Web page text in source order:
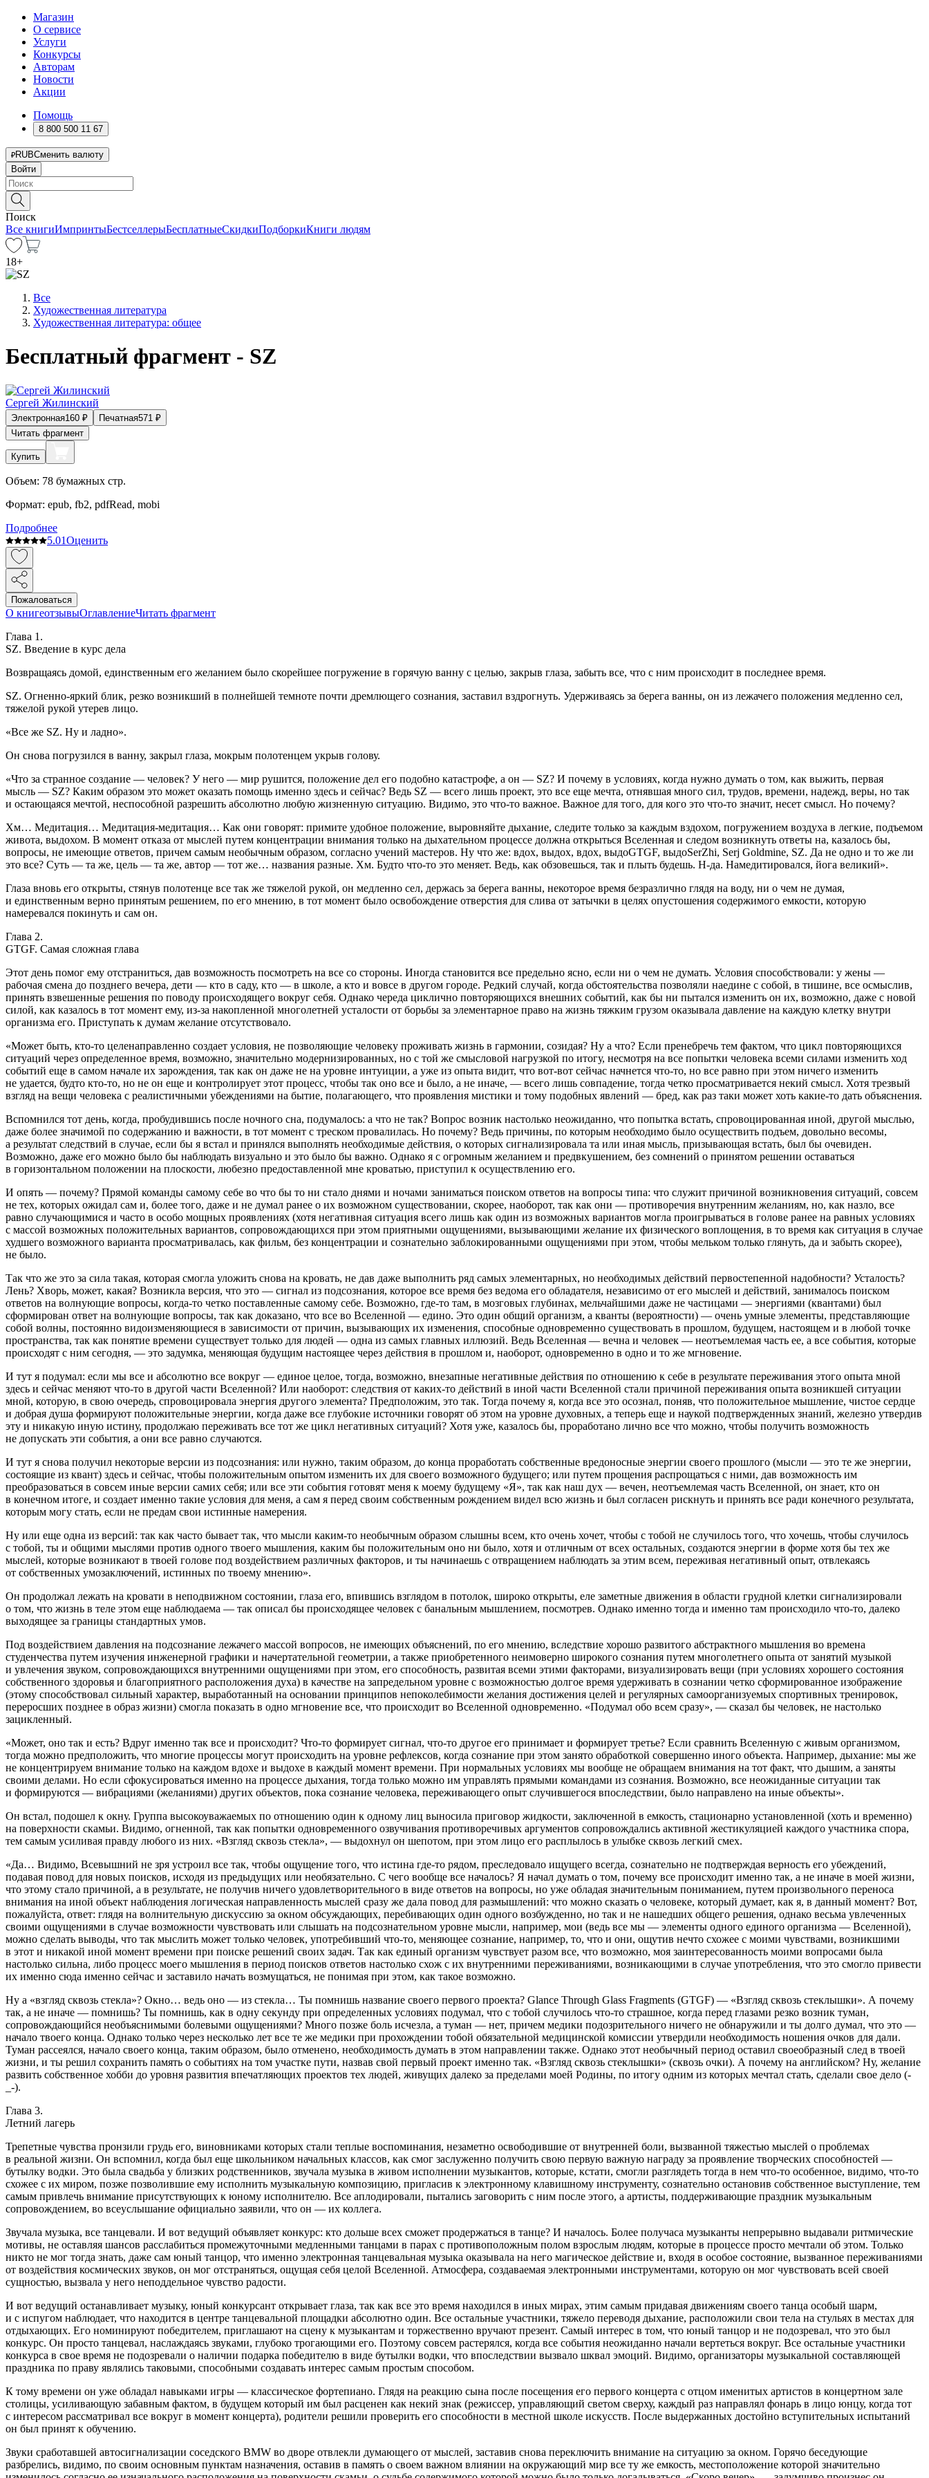
Магазин
О сервисе
Услуги
Конкурсы
Авторам
Новости
Акции
Помощь
8 800 500 11 67
RUBСменить валюту
Войти
Поиск
Все книгиИмпринтыБестселлерыБесплатныеСкидкиПодборкиКниги людям
18+
Все
Художественная литература
Художественная литература: общее
Бесплатный фрагмент - SZ
Сергей Жилинский
Электронная160 ₽ Печатная571 ₽
Читать фрагмент
Купить
Объем: 78 бумажных стр.
Формат: epub, fb2, pdfRead, mobi
Подробнее
5.01Оценить
Пожаловаться
О книгеотзывыОглавлениеЧитать фрагмент
Глава 1.
SZ. Введение в курс дела
Возвращаясь домой, единственным его желанием было скорейшее погружение в горячую ванну с целью, закрыв глаза, забыть все, что с ним происходит в последнее время.
SZ. Огненно-яркий блик, резко возникший в полнейшей темноте почти дремлющего сознания, заставил вздрогнуть. Удерживаясь за берега ванны, он из лежачего положения медленно сел,
тяжелой рукой утерев лицо.
«Все же SZ. Ну и ладно».
Он снова погрузился в ванну, закрыл глаза, мокрым полотенцем укрыв голову.
«Что за странное создание — человек? У него — мир рушится, положение дел его подобно катастрофе, а он — SZ? И почему в условиях, когда нужно думать о том, как выжить, первая
мысль — SZ? Каким образом это может оказать помощь именно здесь и сейчас? Ведь SZ — всего лишь проект, это все еще мечта, отнявшая много сил, трудов, времени, надежд, веры, но так
и остающаяся мечтой, неспособной разрешить абсолютно любую жизненную ситуацию. Видимо, это что-то важное. Важное для того, для кого это что-то значит, несет смысл. Но почему?
Хм… Медитация… Медитация-медитация… Как они говорят: примите удобное положение, выровняйте дыхание, следите только за каждым вздохом, погружением воздуха в легкие, подъемом
живота, выдохом. В момент отказа от мыслей путем концентрации внимания только на дыхательном процессе должна открыться Вселенная и следом возникнуть ответы на, казалось бы,
вопросы, не имеющие ответов, причем самым необычным образом, согласно учений мастеров. Ну что же: вдох, выдох, вдох, выдоGTGF, выдоSerZhi, Serj Goldmine, SZ. Да не одно и то же ли
это все? Суть — та же, цель — та же, автор — тот же… названия разные. Хм. Будто что-то это меняет. Ведь, как обзовешься, так и плыть будешь. Н-да. Намедитировался, йога великий».
Глаза вновь его открыты, стянув полотенце все так же тяжелой рукой, он медленно сел, держась за берега ванны, некоторое время безразлично глядя на воду, ни о чем не думая,
и единственным верно принятым решением, по его мнению, в тот момент было освобождение отверстия для слива от затычки в целях опустошения содержимого емкости, которую
намеревался покинуть и сам он.
Глава 2.
GTGF. Самая сложная глава
Этот день помог ему отстраниться, дав возможность посмотреть на все со стороны. Иногда становится все предельно ясно, если ни о чем не думать. Условия способствовали: у жены —
рабочая смена до позднего вечера, дети — кто в саду, кто — в школе, а кто и вовсе в другом городе. Редкий случай, когда обстоятельства позволяли наедине с собой, в тишине, все осмыслив,
принять взвешенные решения по поводу происходящего вокруг себя. Однако череда циклично повторяющихся внешних событий, как бы ни пытался изменить он их, возможно, даже c новой
силой, как казалось в тот момент ему, из-за накопленной многолетней усталости от борьбы за элементарное право на жизнь тяжким грузом оказывала давление на каждую клетку внутри
организма его. Приступать к думам желание отсутствовало.
«Может быть, кто-то целенаправленно создает условия, не позволяющие человеку проживать жизнь в гармонии, созидая? Ну а что? Если пренебречь тем фактом, что цикл повторяющихся
ситуаций через определенное время, возможно, значительно модернизированных, но с той же смысловой нагрузкой по итогу, несмотря на все попытки человека всеми силами изменить ход
событий еще в самом начале их зарождения, так как он даже не на уровне интуиции, а уже из опыта видит, что вот-вот сейчас начнется что-то, но все равно при этом ничего изменить
не удается, будто кто-то, но не он еще и контролирует этот процесс, чтобы так оно все и было, а не иначе, — всего лишь совпадение, тогда четко просматривается некий смысл. Хотя трезвый
взгляд на вещи человека с реалистичными убеждениями на бытие, полагающего, что проявления мистики и тому подобных явлений — бред, как раз таки может хоть какие-то дать объяснения.
Вспомнился тот день, когда, пробудившись после ночного сна, подумалось: а что не так? Вопрос возник настолько неожиданно, что попытка встать, спровоцированная иной, другой мыcлью,
даже более значимой по содержанию и важности, в тот момент с треском провалилась. Но почему? Ведь причины, по которым необходимо было осуществить подъем, довольно весомы,
а результат следствий в случае, если бы я встал и принялся выполнять необходимые действия, о которых сигнализировала та или иная мысль, призывающая встать, был бы очевиден.
Возможно, даже его можно было бы наблюдать визуально и это было бы важно. Однако я с огромным желанием и предвкушением, без сомнений о принятом решении оставаться
в горизонтальном положении на плоскости, любезно предоставленной мне кроватью, приступил к осуществлению его.
И опять — почему? Прямой команды самому себе во что бы то ни стало днями и ночами заниматься поиском ответов на вопросы типа: что служит причиной возникновения ситуаций, совсем
не тех, которых ожидал сам и, более того, даже и не думал ранее о их возможном существовании, скорее, наоборот, так как они — противоречия внутренним желаниям, но, как назло, все
равно случающимися и часто в особо мощных проявлениях (хотя негативная ситуация всего лишь как один из возможных вариантов могла проигрываться в голове ранее на равных условиях
с массой возможных положительных вариантов, сопровождающихся при этом приятными ощущениями, вызывающими желание их физического воплощения, в то время как ситуация в случае
худшего возможного варианта просматривалась, как фильм, без концентрации и сознательно заблокированными ощущениями при этом, чтобы мельком только глянуть, да и забыть скорее),
не было.
Так что же это за сила такая, которая смогла уложить снова на кровать, не дав даже выполнить ряд самых элементарных, но необходимых действий первостепенной надобности? Усталость?
Лень? Хворь, может, какая? Возникла версия, что это — сигнал из подсознания, которое все время без ведома его обладателя, независимо от его мыслей и действий, занималось поиском
ответов на волнующие вопросы, когда-то четко поставленные самому себе. Возможно, где-то там, в мозговых глубинах, мельчайшими даже не частицами — энергиями (квантами) был
сформирован ответ на волнующие вопросы, так как доказано, что все во Вселенной — едино. Это один общий организм, а кванты (вероятности) — очень умные элементы, представляющие
собой волны, постоянно видоизменяющиеся в зависимости от причин, вызывающих их изменения, способные одновременно существовать в прошлом, будущем, настоящем и в любой точке
пространства, так как понятие времени существует только для людей — одна из самых главных иллюзий. Ведь Вселенная — вечна и человек — неотъемлемая часть ее, а все события, которые
происходят с ним сегодня, — это задумка, меняющая будущим настоящее через действия в прошлом и, наоборот, одновременно в одно и то же мгновение.
И тут я подумал: если мы все и абсолютно все вокруг — единое целое, тогда, возможно, внезапные негативные действия по отношению к себе в результате переживания этого опыта мной
здесь и сейчас меняют что-то в другой части Вселенной? Или наоборот: следствия от каких-то действий в иной части Вселенной стали причиной переживания опыта возникшей ситуации
мной, которую, в свою очередь, спровоцировала энергия другого элемента? Предположим, это так. Тогда почему я, когда все это осознал, поняв, что положительное мышление, чистое сердце
и добрая душа формируют положительные энергии, когда даже все глубокие источники говорят об этом на уровне духовных, а теперь еще и наукой подтвержденных знаний, железно утвердив
эту и никакую иную истину, продолжаю переживать все тот же цикл негативных ситуаций? Хотя уже, казалось бы, проработано лично все что можно, чтобы получить возможность
не допускать эти события, а они все равно случаются.
И тут я снова получил некоторые версии из подсознания: или нужно, таким образом, до конца проработать собственные вредоносные энергии своего прошлого (мысли — это те же энергии,
состоящие из квант) здесь и сейчас, чтобы положительным опытом изменить их для своего возможного будущего; или путем прощения распрощаться с ними, дав возможность им
преобразоваться в совсем иные версии самих себя; или все эти события готовят меня к моему будущему «Я», так как наш дух — вечен, неотъемлемая часть Вселенной, он знает, кто он
в конечном итоге, и создает именно такие условия для меня, а сам я перед своим собственным рождением видел всю жизнь и был согласен рискнуть и принять все ради конечного результата,
которым могу стать, если не предам свои истинные намерения.
Ну или еще одна из версий: так как часто бывает так, что мысли каким-то необычным образом слышны всем, кто очень хочет, чтобы с тобой не случилось того, что хочешь, чтобы случилось
с тобой, ты и общими мыслями против одного твоего мышления, каким бы положительным оно ни было, хотя и отличным от всех остальных, создаются энергии в форме хотя бы тех же
мыслей, которые возникают в твоей голове под воздействием различных факторов, и ты начинаешь с отвращением наблюдать за этим всем, переживая негативный опыт, отвлекаясь
от собственных умозаключений, истинных по твоему мнению».
Он продолжал лежать на кровати в неподвижном состоянии, глаза его, впившись взглядом в потолок, широко открыты, еле заметные движения в области грудной клетки сигнализировали
о том, что жизнь в теле этом еще наблюдаема — так описал бы происходящее человек с банальным мышлением, посмотрев. Однако именно тогда и именно там происходило что-то, далеко
выходящее за границы стандартных умов.
Под воздействием давления на подсознание лежачего массой вопросов, не имеющих объяснений, по его мнению, вследствие хорошо развитого абстрактного мышления во времена
студенчества путем изучения инженерной графики и начертательной геометрии, а также приобретенного неимоверно широкого сознания путем многолетнего опыта от занятий музыкой
и увлечения звуком, сопровождающихся внутренними ощущениями при этом, его способность, развитая всеми этими факторами, визуализировать вещи (при условиях хорошего состояния
собственного здоровья и благоприятного расположения духа) в качестве на запредельном уровне с возможностью долгое время удерживать в сознании четко сформированное изображение
(этому способствовал сильный характер, выработанный на основании принципов непоколебимости желания достижения целей и регулярных самоорганизуемых спортивных тренировок,
переросших позднее в образ жизни) смогла показать в одно мгновение все, что происходит во Вселенной одновременно. «Подумал обо всем сразу», — сказал бы человек, не настолько
зацикленный.
«Может, оно так и есть? Вдруг именно так все и происходит? Что-то формирует сигнал, что-то другое его принимает и формирует третье? Если сравнить Вселенную с живым организмом,
тогда можно предположить, что многие процессы могут происходить на уровне рефлексов, когда сознание при этом занято обработкой совершенно иного объекта. Например, дыхание: мы же
не концентрируем внимание только на каждом вдохе и выдохе в каждый момент времени. При нормальных условиях мы вообще не обращаем внимания на тот факт, что дышим, а заняты
своими делами. Но если сфокусироваться именно на процессе дыхания, тогда только можно им управлять прямыми командами из сознания. Возможно, все неожиданные ситуации так
и формируются — вибрациями (желаниями) других объектов, пока сознание человека, переживающего опыт случившегося впоследствии, было направлено на иные объекты».
Он встал, подошел к окну. Группа высокоуважаемых по отношению один к одному лиц выносила приговор жидкости, заключенной в емкость, стационарно установленной (хоть и временно)
на поверхности скамьи. Видимо, огненной, так как попытки одновременного озвучивания противоречивых аргументов сопровождались активной жестикуляцией каждого участника спора,
тем самым усиливая правду любого из них. «Взгляд сквозь стекла», — выдохнул он шепотом, при этом лицо его расплылось в улыбке сквозь легкий смех.
«Да… Видимо, Всевышний не зря устроил все так, чтобы ощущение того, что истина где-то рядом, преследовало ищущего всегда, сознательно не подтверждая верность его убеждений,
подавая повод для новых поисков, исходя из предыдущих или необязательно. С чего вообще все началось? Я начал думать о том, почему все происходит именно так, а не иначе в моей жизни,
что этому стало причиной, а в результате, не получив ничего удовлетворительного в виде ответов на вопросы, но уже обладая значительным пониманием, путем произвольного переноса
внимания на иной объект наблюдения логическая направленность мыслей сразу же дала повод для размышлений: что можно сказать о человеке, который думает, как я, в данный момент? Вот,
пожалуйста, ответ: глядя на волнительную дискуссию за окном обсуждающих, перебивающих один одного возбужденно, но так и не нашедших общего решения, однако весьма увлеченных
своими ощущениями в случае возможности чувствовать или слышать на подсознательном уровне мысли, например, мои (ведь все мы — элементы одного единого организма — Вселенной),
можно сделать выводы, что так мыслить может только человек, употребивший что-то, меняющее сознание, например, то, что и они, ощутив нечто схожее с моими чувствами, возникшими
в этот и никакой иной момент времени при поиске решений своих задач. Так как единый организм чувствует разом все, что возможно, моя заинтересованность моими вопросами была
настолько сильна, либо процесс моего мышления в период поисков ответов настолько схож с их внутренними переживаниями, возникающими в случае употребления, что это смогло привести
их именно сюда именно сейчас и заставило начать возмущаться, не понимая при этом, как такое возможно.
Ну а «взгляд сквозь стекла»? Окно… ведь оно — из стекла… Ты помнишь название своего первого проекта? Glance Through Glass Fragments (GTGF) — «Взгляд сквозь стеклышки». А почему
так, а не иначе — помнишь? Ты помнишь, как в одну секунду при определенных условиях подумал, что с тобой случилось что-то страшное, когда перед глазами резко возник туман,
сопровождающийся необъяснимыми болевыми ощущениями? Много позже боль исчезла, а туман — нет, причем медики подозрительного ничего не обнаружили и ты долго думал, что это —
начало твоего конца. Однако только через несколько лет все те же медики при прохождении тобой обязательной медицинской комиссии утвердили необходимость ношения очков для дали.
Туман рассеялся, начало своего конца, таким образом, было отменено, необходимость думать в этом направлении также. Однако этот необычный период оставил своеобразный след в твоей
жизни, и ты решил сохранить память о событиях на том участке пути, назвав свой первый проект именно так. «Взгляд сквозь стеклышки» (сквозь очки). А почему на английском? Ну, желание
развить собственное хобби до уровня развития впечатляющих проектов тех людей, живущих далеко за пределами моей Родины, по итогу одним из которых мечтал стать, сделали свое дело (-
_-).
Глава 3.
Летний лагерь
Трепетные чувства пронзили грудь его, виновниками которых стали теплые воспоминания, незаметно освободившие от внутренней боли, вызванной тяжестью мыслей о проблемах
в реальной жизни. Он вспомнил, когда был еще школьником начальных классов, как смог заслуженно получить свою первую важную награду за проявление творческих способностей —
бутылку водки. Это была свадьба у близких родственников, звучала музыка в живом исполнении музыкантов, которые, кстати, смогли разглядеть тогда в нем что-то особенное, видимо, что-то
схожее с их миром, позже позволившие ему исполнить музыкальную композицию, пригласив к электронному клавишному инструменту, сознательно остановив собственное выступление, тем
самым привлечь внимание присутствующих к юному исполнителю. Все аплодировали, пытались заговорить с ним после этого, а артисты, поддерживающие праздник музыкальным
сопровождением, во всеуслышание официально заявили, что он — их коллега.
Звучала музыка, все танцевали. И вот ведущий объявляет конкурс: кто дольше всех сможет продержаться в танце? И началось. Более получаса музыканты непрерывно выдавали ритмические
мотивы, не оставляя шансов расслабиться промежуточными медленными танцами в парах с противоположным полом взрослым людям, которые в процессе просто мечтали об этом. Только
никто не мог тогда знать, даже сам юный танцор, что именно электронная танцевальная музыка оказывала на него магическое действие и, входя в особое состояние, вызванное переживаниями
от воздействия космических звуков, он мог отстраняться, ощущая себя целой Вселенной. Атмосфера, создаваемая электронными инструментами, которую он мог чувствовать всей своей
сущностью, вызвала у него неподдельное чувство радости.
И вот ведущий останавливает музыку, юный конкурсант открывает глаза, так как все это время находился в иных мирах, этим самым придавая движениям своего танца особый шарм,
и с испугом наблюдает, что находится в центре танцевальной площадки абсолютно один. Все остальные участники, тяжело переводя дыхание, расположили свои тела на стульях в местах для
отдыхающих. Его номинируют победителем, приглашают на сцену к музыкантам и торжественно вручают презент. Самый интерес в том, что юный танцор и не подозревал, что это был
конкурс. Он просто танцевал, наслаждаясь звуками, глубоко трогающими его. Поэтому совсем растерялся, когда все события неожиданно начали вертеться вокруг. Все остальные участники
конкурса в свое время не подозревали о наличии подарка победителю в виде бутылки водки, что впоследствии вызвало шквал эмоций. Видимо, организаторы музыкальной составляющей
праздника по праву являлись таковыми, способными создавать интерес самым простым способом.
К тому времени он уже обладал навыками игры — классическое фортепиано. Глядя на реакцию сына после посещения его первого концерта с отцом именитых артистов в концертном зале
столицы, усиливающую забавным фактом, в будущем который им был расценен как некий знак (режиссер, управляющий светом сверху, каждый раз направлял фонарь в лицо юнцу, когда тот
с интересом рассматривал все вокруг в момент концерта), родители решили проверить его способности в местной школе искусств. После выдержанных достойно вступительных испытаний
он был принят к обучению.
Звуки сработавшей автосигнализации соседского BMW во дворе отвлекли думающего от мыслей, заставив снова переключить внимание на ситуацию за окном. Горячо беседующие
разбрелись, видимо, по своим основным пунктам назначения, оставив в память о своем важном влиянии на окружающий мир все ту же емкость, местоположение которой значительно